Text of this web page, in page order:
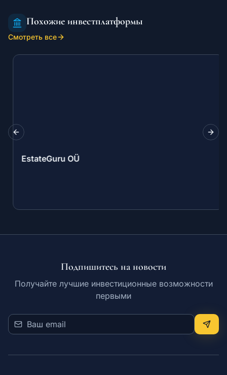
Похожие инвестплатформы
Смотреть все
EstateGuru OÜ
Previous slide
Подпишитесь на новости
Получайте лучшие инвестиционные возможности
первыми